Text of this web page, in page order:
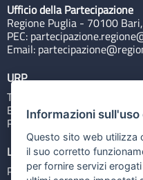
Ufficio della Partecipazione
Regione Puglia - 70100
PEC:
Email:
URP
Tel: 800713939
Email:
Rubrica
Link utili
Portale Istituzionale
Informazioni
Questo sito web utilizza
il suo corretto
per fornire servizi